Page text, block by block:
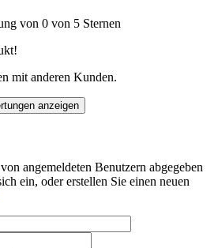
von 0 von 5 Sternen
mit anderen Kunden.
anzeigen
angemeldeten Benutzern abgegeben
ein, oder erstellen Sie einen neuen